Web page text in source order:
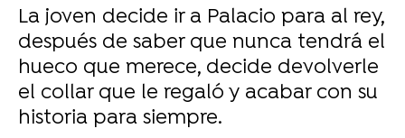
La joven decide ir a Palacio para al rey,
después de saber que nunca tendrá el
hueco que merece, decide devolverle
el collar que le regaló y acabar con su
historia para siempre.